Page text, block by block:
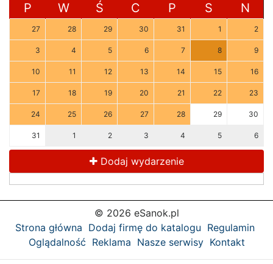
P W Ś C P S N
27 28 29 30 31 1 2
3 4 5 6 7 8 9
10 11 12 13 14 15 16
17 18 19 20 21 22 23
24 25 26 27 28 29 30
31 1 2 3 4 5 6
Dodaj wydarzenie
© 2026 eSanok.pl
Strona główna Dodaj firmę do katalogu Regulamin
Oglądalność Reklama Nasze serwisy Kontakt